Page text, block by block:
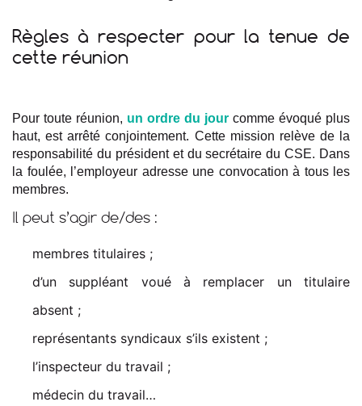
Règles à respecter pour la tenue de
cette réunion
Pour toute réunion, un ordre du jour comme évoqué plus
haut, est arrêté conjointement. Cette mission relève de la
responsabilité du président et du secrétaire du CSE. Dans
la foulée, l’employeur adresse une convocation à tous les
membres.
Il peut s’agir de/des :
membres titulaires ;
d’un suppléant voué à remplacer un titulaire
absent ;
représentants syndicaux s’ils existent ;
l’inspecteur du travail ;
médecin du travail…